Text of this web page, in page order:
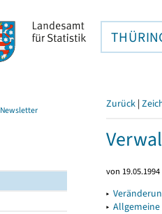
Newsletter Zurück |
von
▸
▸